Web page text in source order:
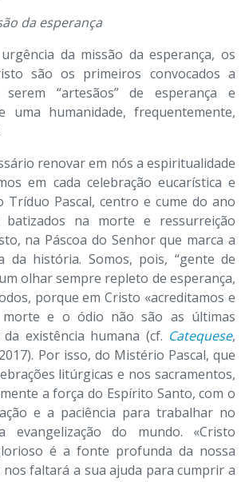
da esperança
da missão da esperança, os
são os primeiros convocados a
“artesãos” de esperança e
uma humanidade, frequentemente,
renovar em nós a espiritualidade
em cada celebração eucarística e
Tríduo Pascal, centro e cume do ano
batizados na morte e ressurreição
na Páscoa do Senhor que marca a
da história. Somos, pois, “gente de
olhar sempre repleto de esperança,
porque em Cristo «acreditamos e
morte e o ódio não são as últimas
da existência humana (cf. Catequese,
Por isso, do Mistério Pascal, que
litúrgicas e nos sacramentos,
a força do Espírito Santo, com o
e a paciência para trabalhar no
evangelização do mundo. «Cristo
é a fonte profunda da nossa
nos faltará a sua ajuda para cumprir a